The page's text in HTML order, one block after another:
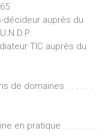
décideur auprès du
TIC auprès du
de domaines . . . . . .
en pratique . . . . . . . .